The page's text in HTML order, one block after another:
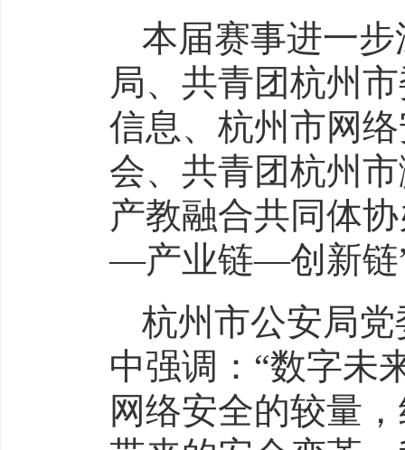
本届赛事进一
局、共青团杭州
信息、杭州市网
会、共青团杭州
产教融合共同体
—产业链—创新链
杭州市公安局
中强调：“数字未
网络安全的较量